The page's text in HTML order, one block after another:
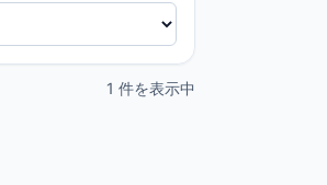
1 件を表示中